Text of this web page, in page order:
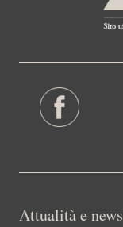
Attualità e news